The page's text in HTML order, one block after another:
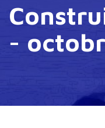
-